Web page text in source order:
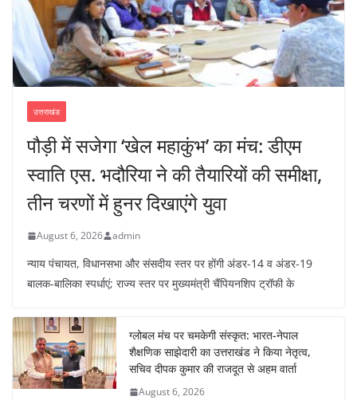
उत्तराखंड
पौड़ी में सजेगा ‘खेल महाकुंभ’ का मंच: डीएम
स्वाति एस. भदौरिया ने की तैयारियों की समीक्षा,
तीन चरणों में हुनर दिखाएंगे युवा
August 6, 2026 admin
न्याय पंचायत, विधानसभा और संसदीय स्तर पर होंगी अंडर-14 व अंडर-19
बालक-बालिका स्पर्धाएं; राज्य स्तर पर मुख्यमंत्री चैंपियनशिप ट्रॉफी के
ग्लोबल मंच पर चमकेगी संस्कृत: भारत-नेपाल
शैक्षणिक साझेदारी का उत्तराखंड ने किया नेतृत्व,
सचिव दीपक कुमार की राजदूत से अहम वार्ता
August 6, 2026